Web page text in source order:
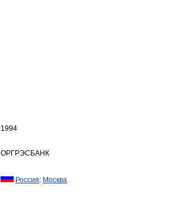
1994
ОРГРЭСБАНК
Россия: Москва